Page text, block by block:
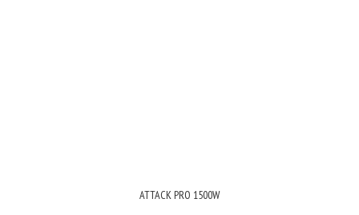
ATTACK PRO 1500W